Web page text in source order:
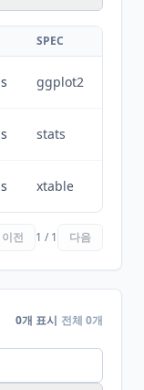
SPEC
ggplot2
stats
xtable
이전 1 / 1 다음
0개 표시 전체 0개